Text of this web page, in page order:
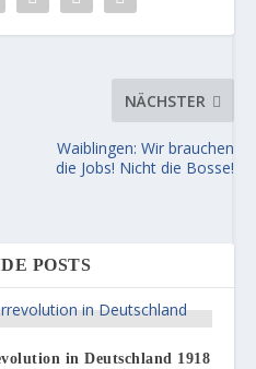
NÄCHSTER
Waiblingen: Wir brauchen
die Jobs! Nicht die Bosse!
POSTS
in Deutschland 1918